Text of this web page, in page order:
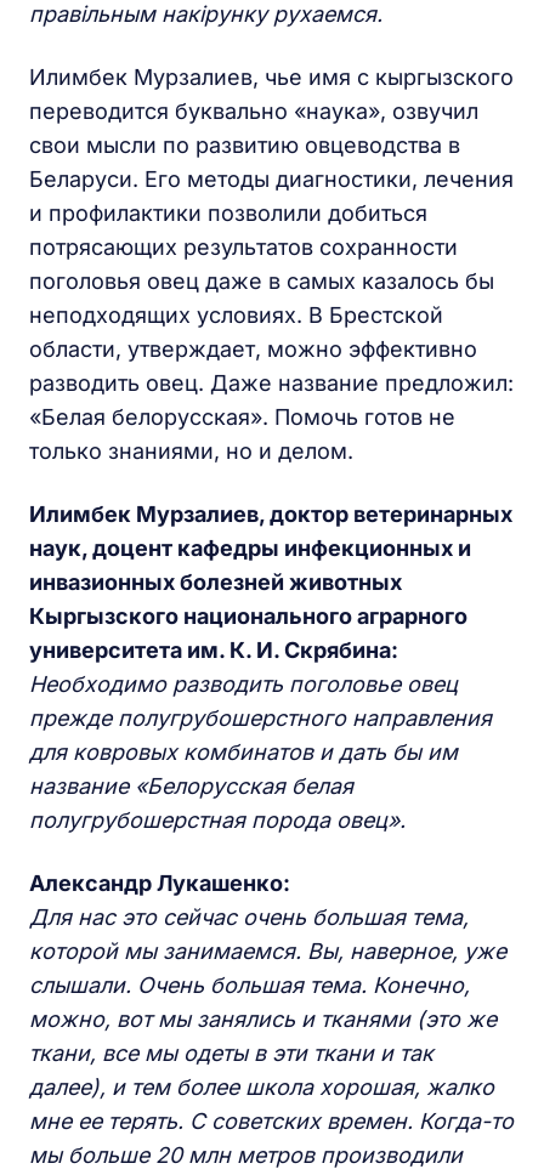
правільным накірунку рухаемся.
Илимбек Мурзалиев, чье имя с кыргызского
переводится буквально «наука», озвучил
свои мысли по развитию овцеводства в
Беларуси. Его методы диагностики, лечения
и профилактики позволили добиться
потрясающих результатов сохранности
поголовья овец даже в самых казалось бы
неподходящих условиях. В Брестской
области, утверждает, можно эффективно
разводить овец. Даже название предложил:
«Белая белорусская». Помочь готов не
только знаниями, но и делом.
Илимбек Мурзалиев, доктор ветеринарных
наук, доцент кафедры инфекционных и
инвазионных болезней животных
Кыргызского национального аграрного
университета им. К. И. Скрябина:
Необходимо разводить поголовье овец
прежде полугрубошерстного направления
для ковровых комбинатов и дать бы им
название «Белорусская белая
полугрубошерстная порода овец».
Александр Лукашенко:
Для нас это сейчас очень большая тема,
которой мы занимаемся. Вы, наверное, уже
слышали. Очень большая тема. Конечно,
можно, вот мы занялись и тканями (это же
ткани, все мы одеты в эти ткани и так
далее), и тем более школа хорошая, жалко
мне ее терять. С советских времен. Когда-то
мы больше 20 млн метров производили